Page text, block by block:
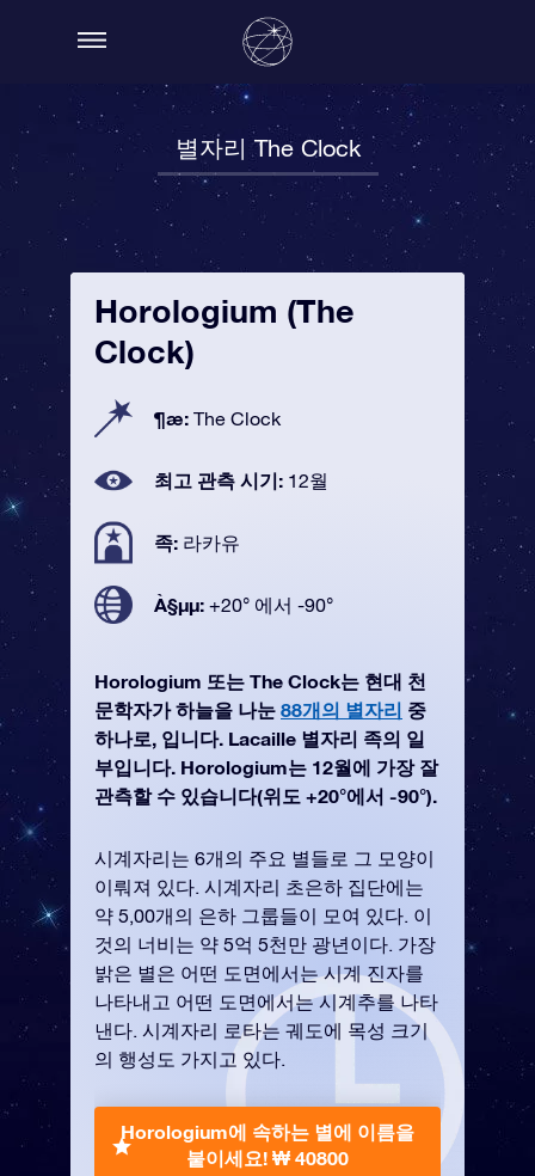
별자리 The Clock
Horologium (The
Clock)
¶æ: The Clock
최고 관측 시기: 12월
족: 라카유
À§µµ: +20° 에서 -90°
Horologium 또는 The Clock는 현대 천
문학자가 하늘을 나눈 88개의 별자리 중
하나로, 입니다. Lacaille 별자리 족의 일
부입니다. Horologium는 12월에 가장 잘
관측할 수 있습니다(위도 +20°에서 -90°).
시계자리는 6개의 주요 별들로 그 모양이
이뤄져 있다. 시계자리 초은하 집단에는
약 5,00개의 은하 그룹들이 모여 있다. 이
것의 너비는 약 5억 5천만 광년이다. 가장
밝은 별은 어떤 도면에서는 시계 진자를
나타내고 어떤 도면에서는 시계추를 나타
낸다. 시계자리 로타는 궤도에 목성 크기
의 행성도 가지고 있다.
Horologium에 속하는 별에 이름을
붙이세요! ₩ 40800